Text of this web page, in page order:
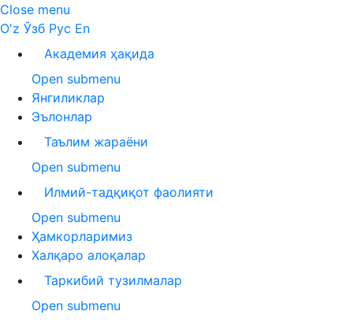
Close menu
O'z Ўзб Рус En
Академия ҳақида
Open submenu
Янгиликлар
Эълонлар
Таълим жараёни
Open submenu
Илмий-тадқиқот фаолияти
Open submenu
Ҳамкорларимиз
Халқаро алоқалар
Таркибий тузилмалар
Open submenu